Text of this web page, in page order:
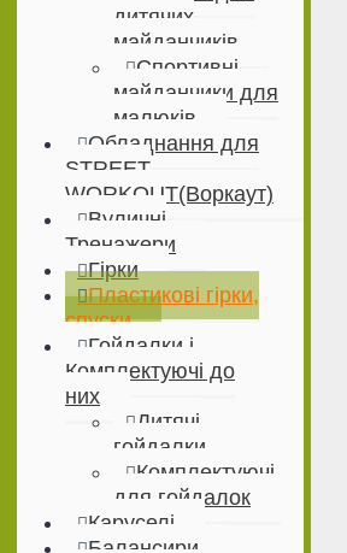
дитячих
майданчиків
Спортивні
майданчики для
малюків
Обладнання для
STREET
WORKOUT(Воркаут)
Вуличні
Тренажери
Гірки
Пластикові гірки,
спуски
Гойдалки і
Комплектуючі до
них
Дитячі
гойдалки
Комплектуючі
для гойдалок
Каруселі
Балансири